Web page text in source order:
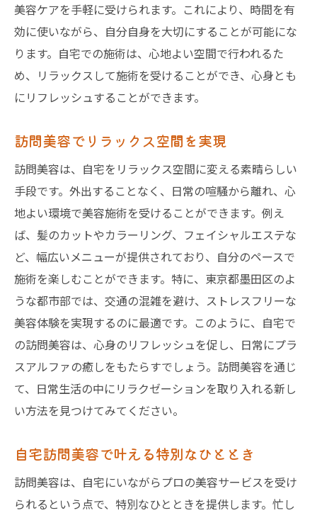
美容ケアを手軽に受けられます。これにより、時間を有
効に使いながら、自分自身を大切にすることが可能にな
ります。自宅での施術は、心地よい空間で行われるた
め、リラックスして施術を受けることができ、心身とも
にリフレッシュすることができます。
訪問美容でリラックス空間を実現
訪問美容は、自宅をリラックス空間に変える素晴らしい
手段です。外出することなく、日常の喧騒から離れ、心
地よい環境で美容施術を受けることができます。例え
ば、髪のカットやカラーリング、フェイシャルエステな
ど、幅広いメニューが提供されており、自分のペースで
施術を楽しむことができます。特に、東京都墨田区のよ
うな都市部では、交通の混雑を避け、ストレスフリーな
美容体験を実現するのに最適です。このように、自宅で
の訪問美容は、心身のリフレッシュを促し、日常にプラ
スアルファの癒しをもたらすでしょう。訪問美容を通じ
て、日常生活の中にリラクゼーションを取り入れる新し
い方法を見つけてみてください。
自宅訪問美容で叶える特別なひととき
訪問美容は、自宅にいながらプロの美容サービスを受け
られるという点で、特別なひとときを提供します。忙し